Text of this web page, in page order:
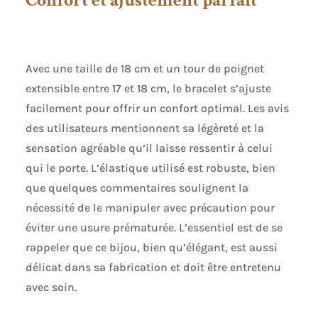
Avec une taille de 18 cm et un tour de poignet
extensible entre 17 et 18 cm, le bracelet s’ajuste
facilement pour offrir un confort optimal. Les avis
des utilisateurs mentionnent sa légèreté et la
sensation agréable qu’il laisse ressentir à celui
qui le porte. L’élastique utilisé est robuste, bien
que quelques commentaires soulignent la
nécessité de le manipuler avec précaution pour
éviter une usure prématurée. L’essentiel est de se
rappeler que ce bijou, bien qu’élégant, est aussi
délicat dans sa fabrication et doit être entretenu
avec soin.